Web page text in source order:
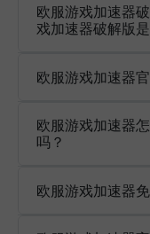
欧服游戏加速器
戏加速器破解版
欧服游戏加速器
欧服游戏加速器
吗？
欧服游戏加速器